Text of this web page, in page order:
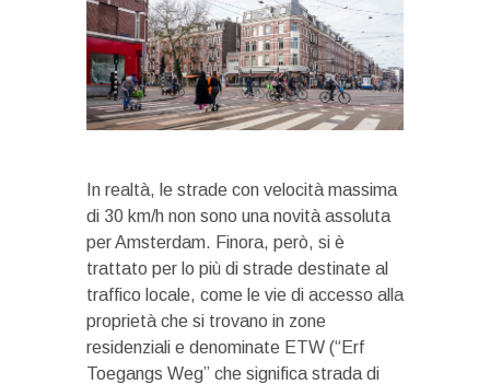
In realtà, le strade con velocità massima
di 30 km/h non sono una novità assoluta
per Amsterdam. Finora, però, si è
trattato per lo più di strade destinate al
traffico locale, come le vie di accesso alla
proprietà che si trovano in zone
residenziali e denominate ETW (“Erf
Toegangs Weg” che significa strada di